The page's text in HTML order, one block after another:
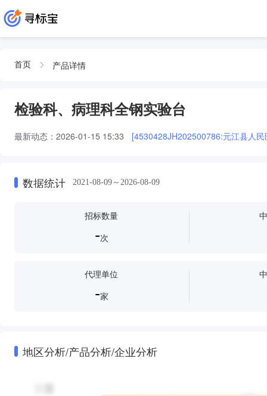
首页 产品详情
检验科、病理科全钢实验台
最新动态： 2026-01-15 15:33 [4530428JH202500786:元江县人
数据统计 2021-08-09～2026-08-09
招标数量
-次
代理单位
-家
地区分析/产品分析/企业分析